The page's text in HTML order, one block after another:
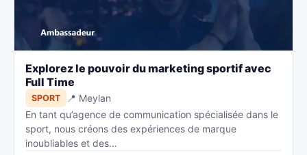
Explorez le pouvoir du marketing sportif avec
Full Time
SPORT
📍 Meylan
En tant qu’agence de communication spécialisée dans le
sport, nous créons des expériences de marque
inoubliables et des…